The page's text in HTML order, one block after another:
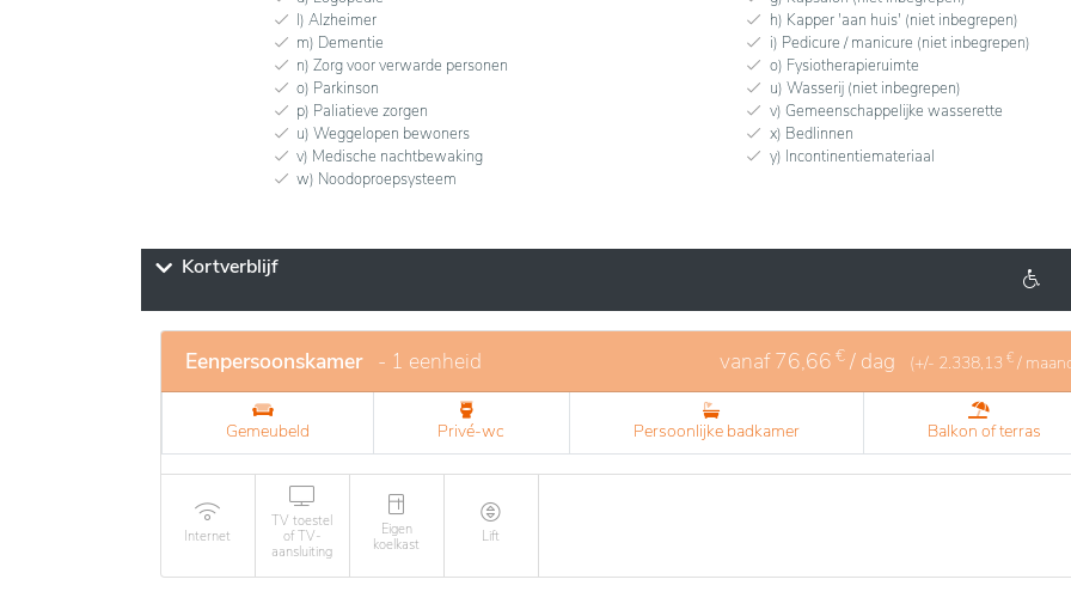
l) Alzheimer
m) Dementie
n) Zorg voor verwarde personen
o) Parkinson
p) Paliatieve zorgen
u) Weggelopen bewoners
v) Medische nachtbewaking
w) Noodoproepsysteem
h) Kapper 'aan huis' (niet inbegrepen)
i) Pedicure / manicure (niet inbegrepen)
o) Fysiotherapieruimte
u) Wasserij (niet inbegrepen)
v) Gemeenschappelijke wasserette
x) Bedlinnen
y) Incontinentiemateriaal
Kortverblijf
Eenpersoonskamer - 1 eenheid vanaf76,66 € / dag (+/- 2.338,13 € /
Gemeubeld Privé-wc Persoonlijke badkamer Balkon of terras
Internet
TV toestel
of TV-
aansluiting
Eigen
koelkast
Lift